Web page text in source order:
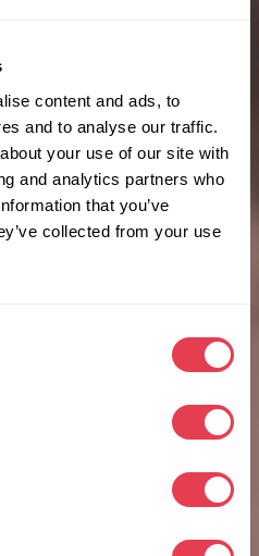
content and ads, to
and to analyse our traffic.
your use of our site with
and analytics partners who
that you’ve
collected from your use